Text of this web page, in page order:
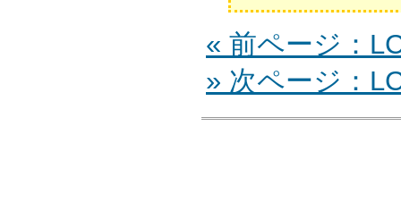
« 前ページ：
» 次ページ：